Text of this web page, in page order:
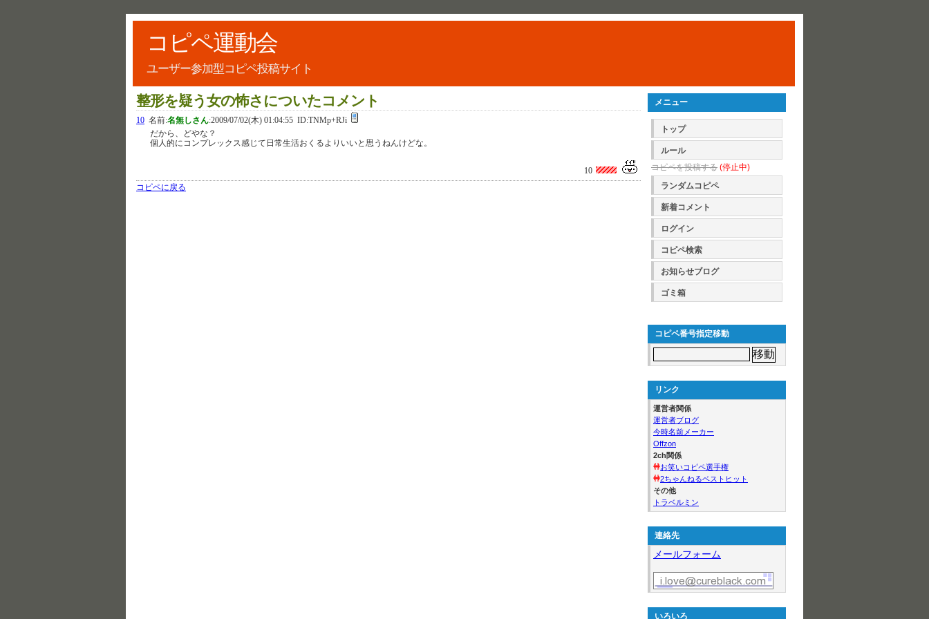
コピペ運動会
ユーザー参加型コピペ投稿サイト
整形を疑う女の怖さについたコメント
10 名前:名無しさん:2009/07/02(木) 01:04:55 ID:TNMp+RJi
だから、どやな？
個人的にコンプレックス感じて日常生活おくるよりいいと思うねんけどな。
10
コピペに戻る
メニュー
トップ
ルール
コピペを投稿する (停止中)
ランダムコピペ
新着コメント
ログイン
コピペ検索
お知らせブログ
ゴミ箱
コピペ番号指定移動
リンク
運営者関係
運営者ブログ
今時名前メーカー
Offzon
2ch関係
お笑いコピペ選手権
2ちゃんねるベストヒット
その他
トラベルミン
連絡先
メールフォーム
いろいろ